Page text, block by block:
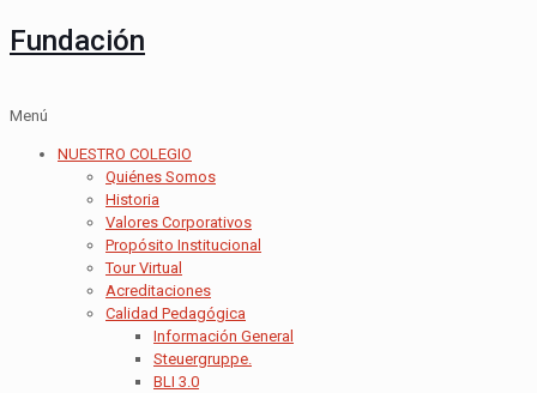
Fundación
Menú
NUESTRO COLEGIO
Quiénes Somos
Historia
Valores Corporativos
Propósito Institucional
Tour Virtual
Acreditaciones
Calidad Pedagógica
Información General
Steuergruppe.
BLI 3.0